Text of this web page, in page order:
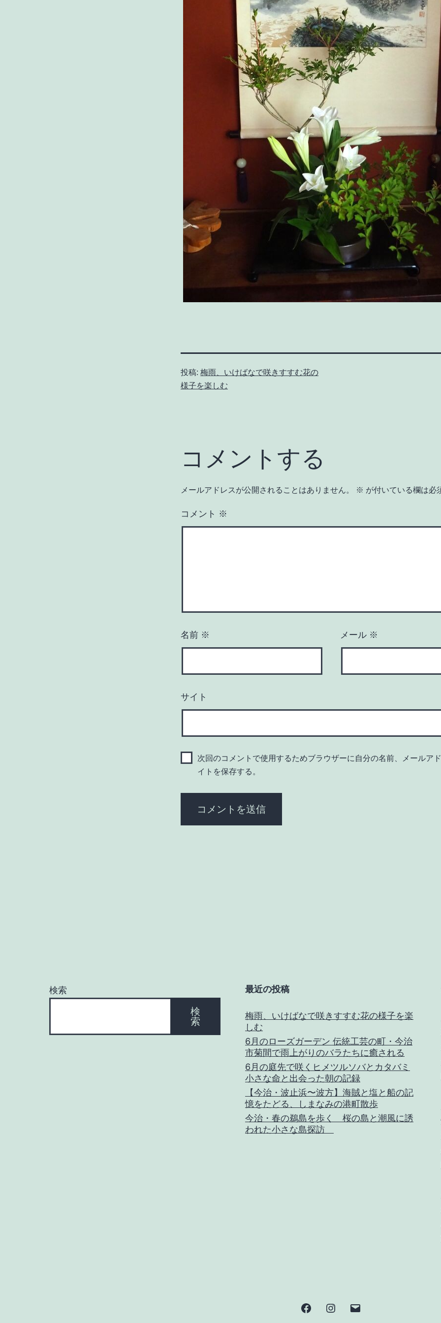
投稿: 梅雨、いけばなで咲きすすむ花の
様子を楽しむ
コメントする
メールアドレスが公開されることはありません。 ※ が付いている欄は必
コメント ※
名前 ※ メール ※
サイト
次回のコメントで使用するためブラウザーに自分の名前、メールア
イトを保存する。
検索
検
索
最近の投稿
梅雨、いけばなで咲きすすむ花の様子を楽
しむ
6月のローズガーデン 伝統工芸の町・今治
市菊間で雨上がりのバラたちに癒される
6月の庭先で咲くヒメツルソバとカタバミ
小さな命と出会った朝の記録
【今治・波止浜〜波方】海賊と塩と船の記
憶をたどる、しまなみの港町散歩
今治・春の鵜島を歩く 桜の島と潮風に誘
われた小さな島探訪
FacebookInstagram